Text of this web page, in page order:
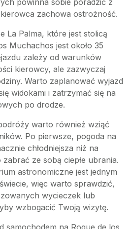
powinna sobie poradzić z
zachowa ostrożność.
La Palma, które jest stolicą
Muchachos jest około 35
zależy od warunków
kierowcy, ale zazwyczaj
Warto zaplanować wyjazd
widokami i zatrzymać się na
po drodze.
warto również wziąć
Po pierwsze, pogoda na
chłodniejsza niż na
ze sobą ciepłe ubrania.
astronomiczne jest jednym
więc warto sprawdzić,
wycieczek lub
wzbogacić Twoją wizytę.